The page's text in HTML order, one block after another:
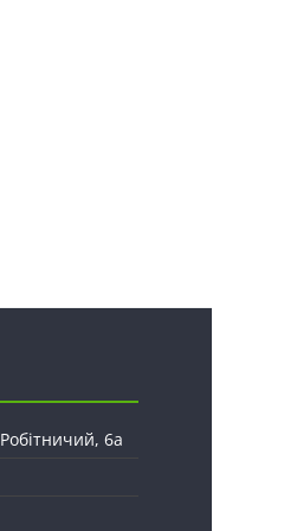
6а